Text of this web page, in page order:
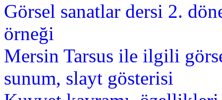
Görsel sanatlar dersi 2.
örneği
Mersin Tarsus ile ilgili
sunum, slayt gösterisi